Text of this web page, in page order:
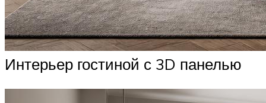
Интерьер гостиной с 3D панелью